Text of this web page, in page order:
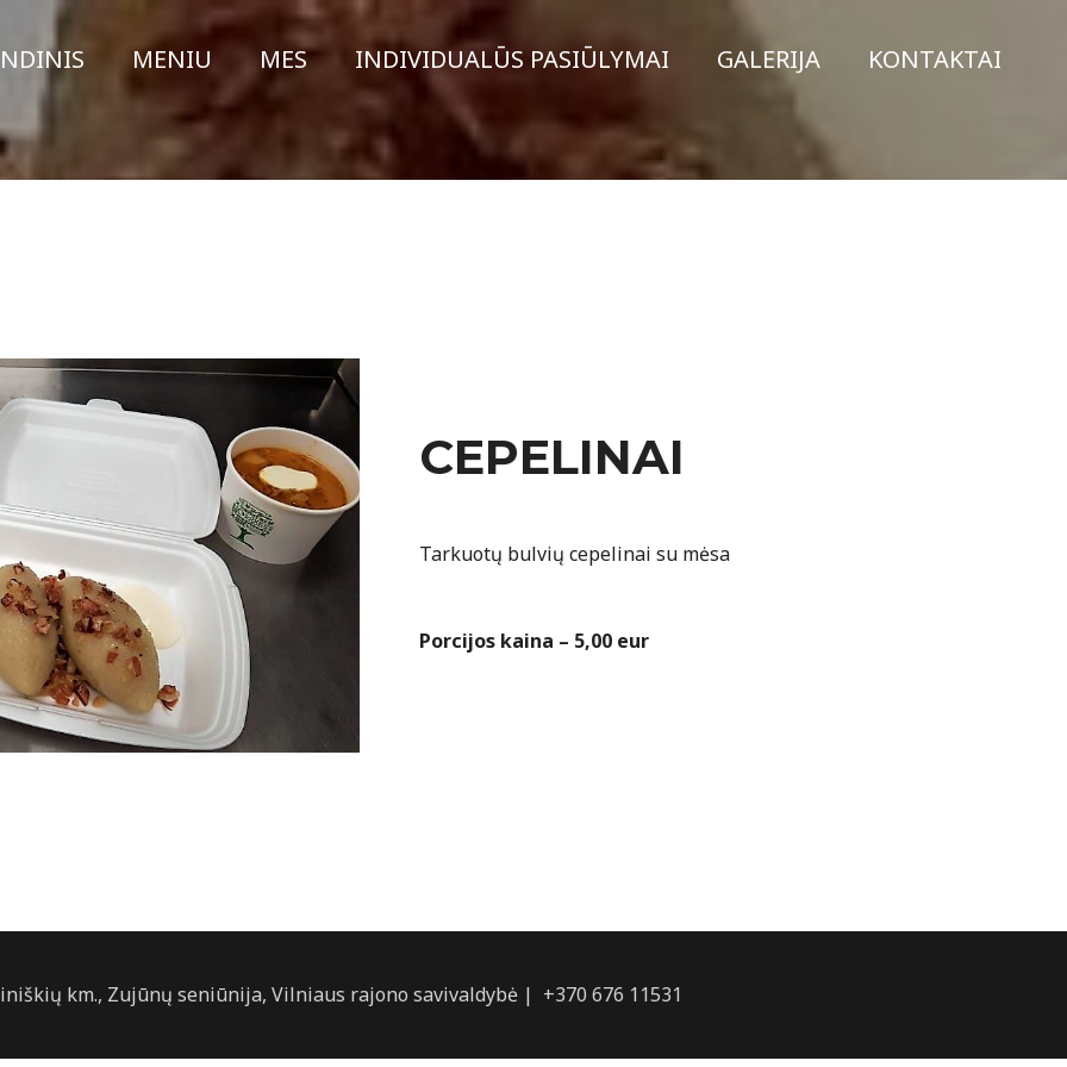
MENIU MES INDIVIDUALŪS PASIŪLYMAI GALERIJA KONTAKTAI
CEPELINAI
Tarkuotų bulvių cepelinai su mėsa
Porcijos kaina – 5,00 eur
km., Zujūnų seniūnija, Vilniaus rajono savivaldybė | +370 676 11531